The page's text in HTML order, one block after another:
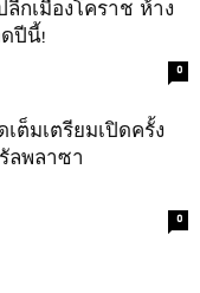
กเมืองโคราช ห้าง
ปีนี้!
0
ต็มเตรียมเปิดครั้ง
ลพลาซา
0